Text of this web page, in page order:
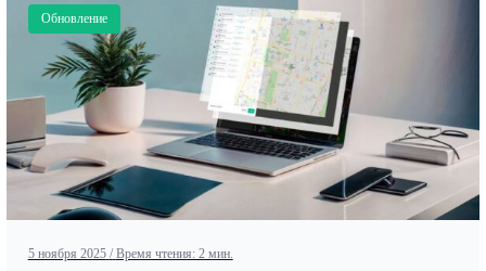
Обновление
5 ноября 2025 / Время чтения: 2 мин.